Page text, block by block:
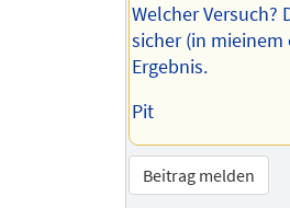
Welcher Versuch?
sicher (in
Ergebnis.
Pit
Beitrag melden